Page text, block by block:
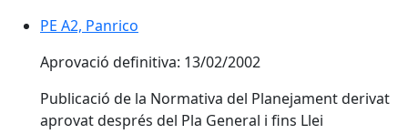
PE A2, Panrico
Aprovació definitiva: 13/02/2002
Publicació de la Normativa del Planejament derivat
aprovat després del Pla General i fins Llei